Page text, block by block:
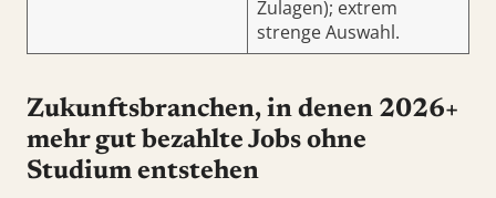
Zulagen); extrem
strenge Auswahl.
Zukunftsbranchen, in denen 2026+
mehr gut bezahlte Jobs ohne
Studium entstehen